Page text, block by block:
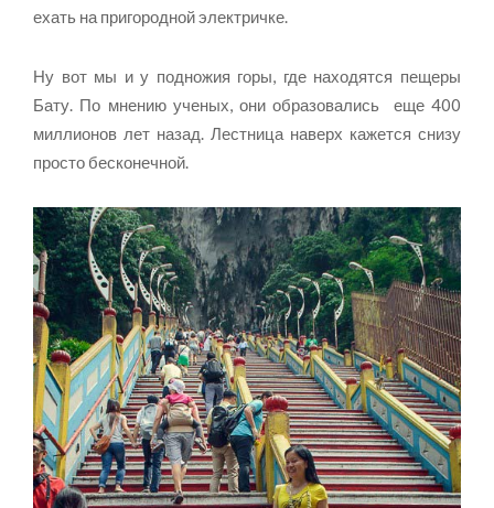
ехать на пригородной электричке.
Ну вот мы и у подножия горы, где находятся пещеры
Бату. По мнению ученых, они образовались еще 400
миллионов лет назад. Лестница наверх кажется снизу
просто бесконечной.